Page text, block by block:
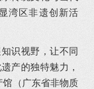
湾区非遗创新活
识视野，让不同
产的独特魅力，
馆（广东省非物质